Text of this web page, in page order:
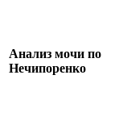
Анализ мочи по
Нечипоренко